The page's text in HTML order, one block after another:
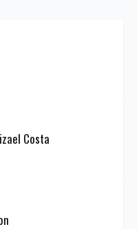
Costa